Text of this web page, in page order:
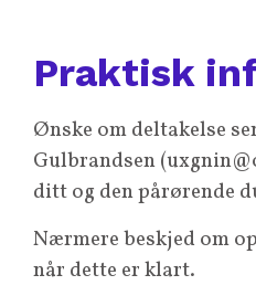
Praktisk
Ønske om deltakelse
Gulbrandsen
ditt og den pårørende
Nærmere beskjed om
når dette er klart.